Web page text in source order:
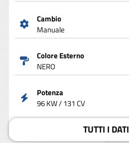
Cambio
Manuale
Colore Esterno
NERO
Potenza
96 KW / 131 CV
TUTTI I DATI